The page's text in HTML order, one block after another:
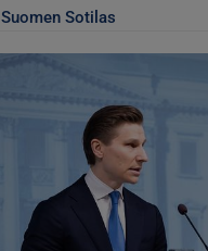
Suomen Sotilas